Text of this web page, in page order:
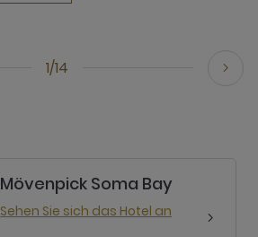
1/14
Mövenpick Soma Bay
Sehen Sie sich das Hotel an